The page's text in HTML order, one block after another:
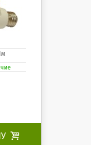
